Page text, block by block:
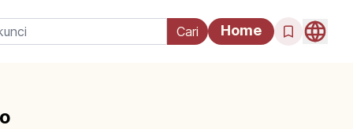
Home